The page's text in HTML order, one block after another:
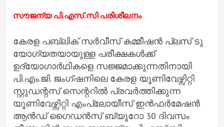
സൗജന്യ പി.എസ്.സി പരിശീലനം
കേരള പബ്ലിക് സർവീസ് കമ്മീഷൻ പ്ലസ് ടു
യോഗ്യതയായുള്ള പരീക്ഷകൾക്ക്
ഉദ്യോഗാർഥികളെ സജ്ജമാക്കുന്നതിനായി
പി.എം.ജി. ജംഗ്ഷനിലെ കേരള യൂണിവേഴ്സിറ്റി
സ്റ്റുഡന്റസ് സെന്ററിൽ പ്രവർത്തിക്കുന്ന
യൂണിവേഴ്സിറ്റി എംപ്ലോയീസ് ഇൻഫർമേഷൻ
ആൻഡ് ഗൈഡൻസ് ബ്യൂറോ 30 ദിവസം